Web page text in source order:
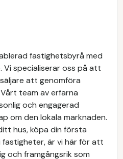
fastighetsbyrå med
Vi specialiserar oss på att
att genomföra
team av erfarna
och engagerad
om den lokala marknaden.
hus, köpa din första
fastigheter, är vi här för att
och framgångsrik som